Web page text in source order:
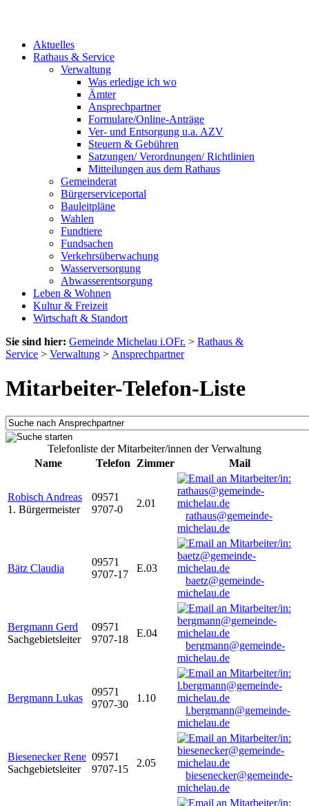
Aktuelles
Rathaus & Service
Verwaltung
Was erledige ich wo
Ämter
Ansprechpartner
Formulare/Online-Anträge
Ver- und Entsorgung u.a. AZV
Steuern & Gebühren
Satzungen/ Verordnungen/ Richtlinien
Mitteilungen aus dem Rathaus
Gemeinderat
Bürgerserviceportal
Bauleitpläne
Wahlen
Fundtiere
Fundsachen
Verkehrsüberwachung
Wasserversorgung
Abwasserentsorgung
Leben & Wohnen
Kultur & Freizeit
Wirtschaft & Standort
Sie sind hier: Gemeinde Michelau i.OFr. > Rathaus &
Service > Verwaltung > Ansprechpartner
Mitarbeiter-Telefon-Liste
Telefonliste der Mitarbeiter/innen der Verwaltung
Name
Telefon Zimmer Mail
Robisch Andreas
1. Bürgermeister
09571
9707-0
2.01
rathaus@gemeinde-
michelau.de
Bätz Claudia
09571
9707-17
E.03
baetz@gemeinde-
michelau.de
Bergmann Gerd
Sachgebietsleiter
09571
9707-18
E.04
bergmann@gemeinde-
michelau.de
Bergmann Lukas
09571
9707-30
1.10
l.bergmann@gemeinde-
michelau.de
Biesenecker Rene
Sachgebietsleiter
09571
9707-15
2.05
biesenecker@gemeinde-
michelau.de